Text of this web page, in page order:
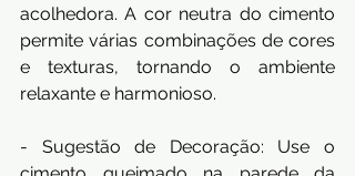
acolhedora. A cor neutra do cimento
permite várias combinações de cores
e texturas, tornando o ambiente
relaxante e harmonioso.
- Sugestão de Decoração: Use o